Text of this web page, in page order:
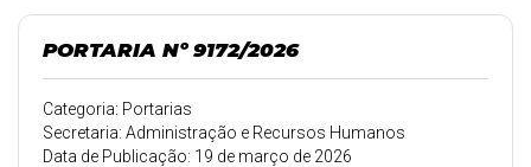
PORTARIA Nº 9172/2026
Categoria: Portarias
Secretaria: Administração e Recursos Humanos
Data de Publicação: 19 de março de 2026